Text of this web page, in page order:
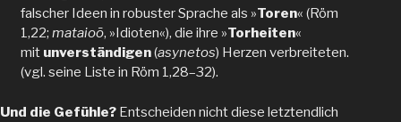
falscher Ideen in robuster Sprache als »Toren« (Röm
1,22; mataioō, »Idioten«), die ihre »Torheiten«
mit unverständigen(asynetos) Herzen verbreiteten.
(vgl. seine Liste in Röm 1,28–32).
Und die Gefühle? Entscheiden nicht diese letztendlich